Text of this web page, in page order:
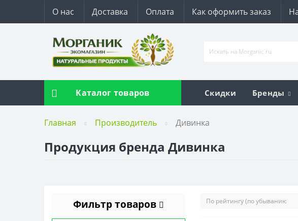
О нас Доставка Оплата Как оформить заказ
Каталог товаров Скидки Бренды
Главная Производитель Дивинка
Продукция бренда Дивинка
Фильтр товаров